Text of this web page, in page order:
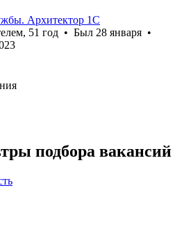
Архитектор 1С
, 51 год • Был 28 января •
подбора вакансий